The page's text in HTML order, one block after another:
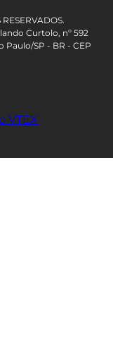
Curtolo, nº 592
Paulo/SP - BR - CEP